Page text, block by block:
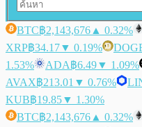
BTC฿2,143,676 ▲ 0.32%
XRP฿34.17▼ 0.19%
1.53%
ADA฿6.49▼ 1.09%
AVAX฿213.01 ▼ 0.76%
KUB฿19.85▼ 1.30%
BTC฿2,143,676 ▲ 0.32%